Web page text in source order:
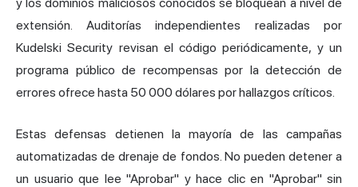
extensión. Auditorías independientes realizadas por
Kudelski Security revisan el código periódicamente, y un
programa público de recompensas por la detección de
errores ofrece hasta 50 000 dólares por hallazgos críticos.
Estas defensas detienen la mayoría de las campañas
automatizadas de drenaje de fondos. No pueden detener a
un usuario que lee "Aprobar" y hace clic en "Aprobar" sin